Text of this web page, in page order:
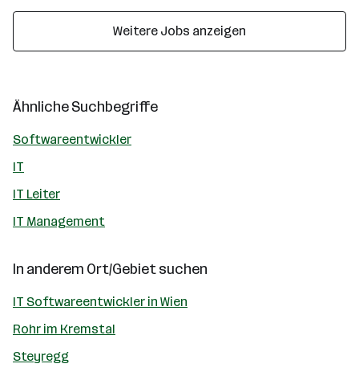
Weitere Jobs anzeigen
Ähnliche Suchbegriffe
Softwareentwickler
IT
IT Leiter
IT Management
In anderem Ort/Gebiet suchen
IT Softwareentwickler in Wien
Rohr im Kremstal
Steyregg